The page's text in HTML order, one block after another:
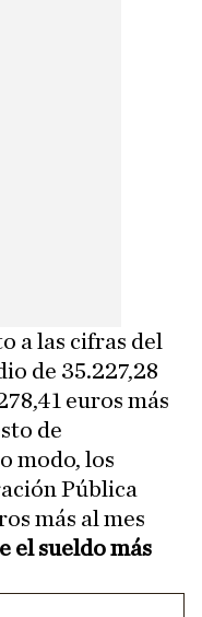
a las cifras del
de 35.227,28
euros más
de
modo, los
Pública
más al mes
el sueldo más